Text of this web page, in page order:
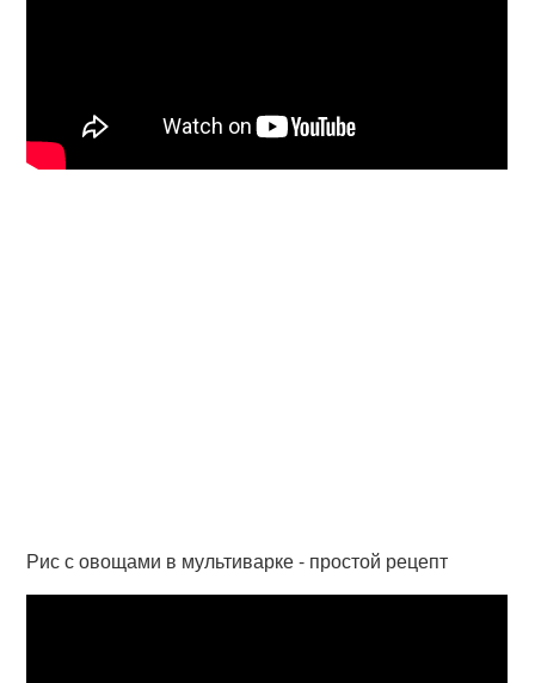
Рис с овощами в мультиварке - простой рецепт